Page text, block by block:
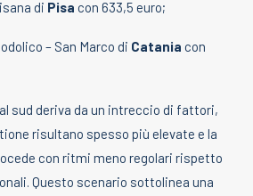
di Pisa con 633,5 euro;
– San Marco di Catania con
sud deriva da un intreccio di fattori,
risultano spesso più elevate e la
con ritmi meno regolari rispetto
Questo scenario sottolinea una